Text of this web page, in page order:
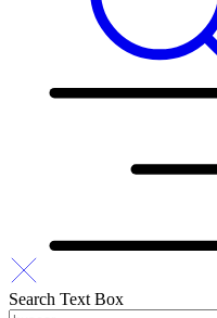
Search Text Box